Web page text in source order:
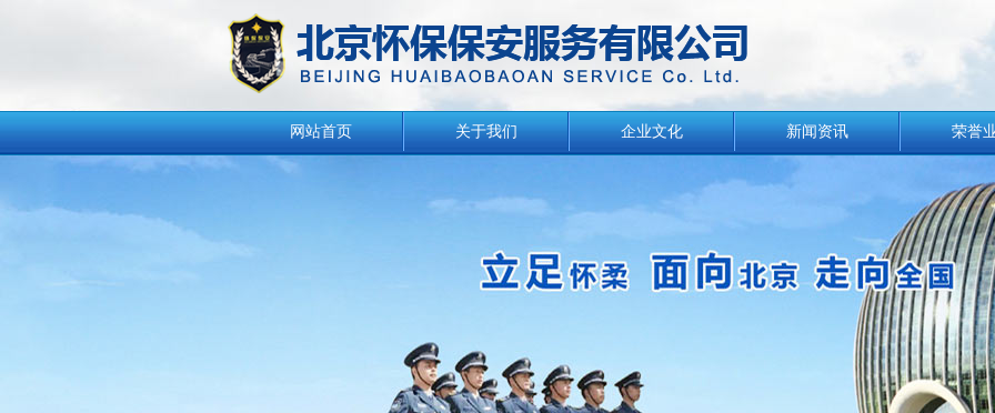
网站首页 关于我们 企业文化 新闻资讯 荣誉